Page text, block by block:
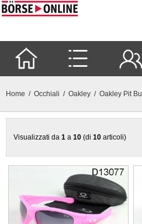
Home / Occhiali / Oakley / Oakley Pit Bull
Visualizzati da 1 a 10 (di 10 articoli)